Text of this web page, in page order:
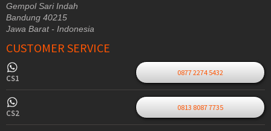
Gempol Sari Indah
Bandung 40215
Jawa Barat - Indonesia
CUSTOMER SERVICE
CS1
0877 2274 5432
CS2
0813 8087 7735